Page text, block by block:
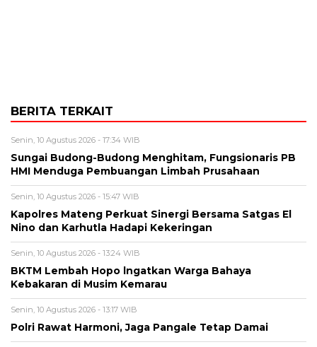
BERITA TERKAIT
Senin, 10 Agustus 2026 - 17:34 WIB
Sungai Budong-Budong Menghitam, Fungsionaris PB
HMI Menduga Pembuangan Limbah Prusahaan
Senin, 10 Agustus 2026 - 15:47 WIB
Kapolres Mateng Perkuat Sinergi Bersama Satgas El
Nino dan Karhutla Hadapi Kekeringan
Senin, 10 Agustus 2026 - 13:24 WIB
BKTM Lembah Hopo lngatkan Warga Bahaya
Kebakaran di Musim Kemarau
Senin, 10 Agustus 2026 - 13:17 WIB
Polri Rawat Harmoni, Jaga Pangale Tetap Damai